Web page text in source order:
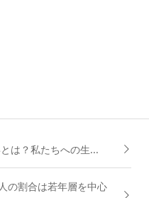
は？私たちへの生...
の割合は若年層を中心